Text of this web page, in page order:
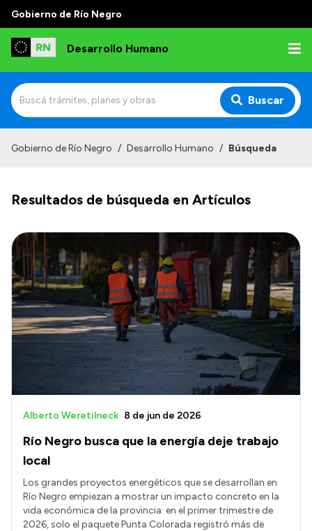
Gobierno de Río Negro
Desarrollo Humano
Buscar
Misión
Autoridades
Delegaciones
Normativa
Transparencia
Presupuesto
Compras y licitaciones
Consulta de pago a proveedores
Convocatorias
Intranet
Login
Gobierno de Río Negro / Desarrollo Humano / Búsqueda
Resultados de búsqueda en Artículos
Río Negro busca que la energía deje trabajo
local
Alberto Weretilneck 8 de jun de 2026
Los grandes proyectos energéticos que se desarrollan en
Río Negro empiezan a mostrar un impacto concreto en la
vida económica de la provincia: en el primer trimestre de
2026, solo el paquete Punta Colorada registró más de